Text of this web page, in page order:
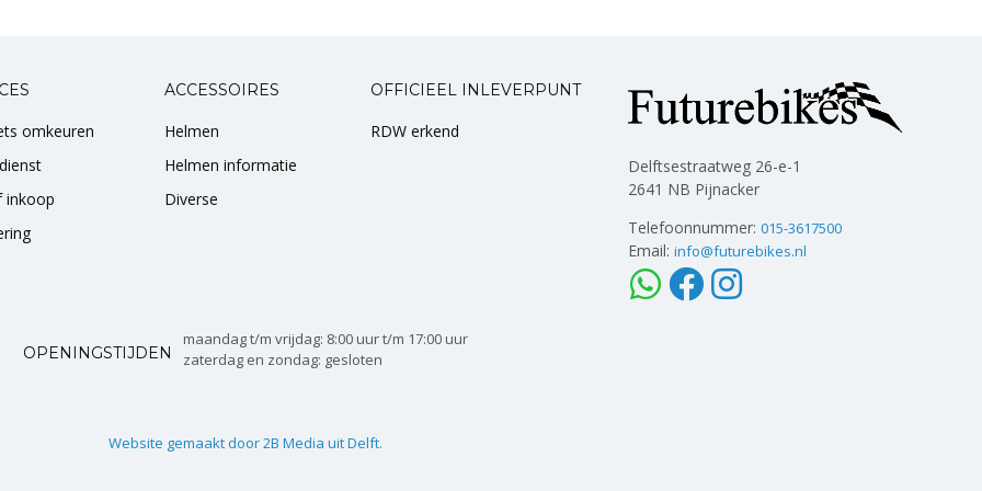
omkeuren
inkoop
ACCESSOIRES
Helmen
Helmen informatie
Diverse
OFFICIEEL INLEVERPUNT
RDW erkend
Delftsestraatweg 26-e-1
2641 NB Pijnacker
Telefoonnummer:015-3617500
Email:info@futurebikes.nl
OPENINGSTIJDEN
maandag t/m vrijdag: 8:00 uur t/m 17:00 uur
zaterdag en zondag: gesloten
Website gemaakt door 2B Media uit Delft.